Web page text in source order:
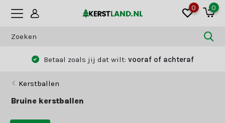
0 0
Betaal zoals jij dat wilt: vooraf of achteraf
Kerstballen
Bruine kerstballen